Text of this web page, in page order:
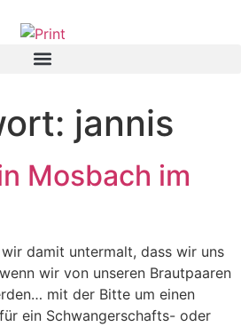
jannis
Mosbach im
damit untermalt, dass wir uns
wir von unseren Brautpaaren
mit der Bitte um einen
ein Schwangerschafts- oder